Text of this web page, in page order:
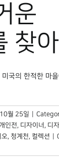
운
찾
국의 한적한 마
월 25일
인전, 디자이너 , 디
오, 청계천, 컬렉션